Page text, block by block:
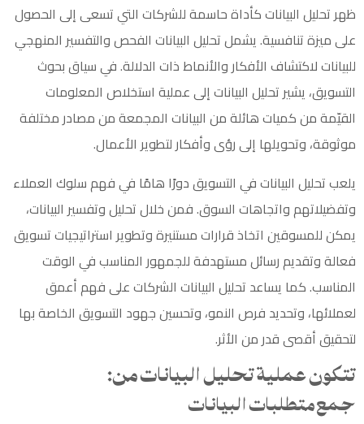
ظهر تحليل البيانات كأداة حاسمة للشركات التي تسعى إلى الحصول
على ميزة تنافسية. يشمل تحليل البيانات الفحص والتفسير المنهجي
للبيانات لاكتشاف الأفكار والأنماط ذات الدلالة. في سياق بحوث
التسويق، يشير تحليل البيانات إلى عملية استخلاص المعلومات
القيّمة من كميات هائلة من البيانات المجمعة من مصادر مختلفة
موثوقة، وتحويلها إلى رؤى وأفكار لتطوير الأعمال.
يلعب تحليل البيانات في التسويق دورًا هامًا في فهم سلوك العملاء
وتفضيلاتهم واتجاهات السوق. فمن خلال تحليل وتفسير البيانات،
يمكن للمسوقين اتخاذ قرارات مستنيرة وتطوير استراتيجيات تسويق
فعالة وتقديم رسائل مستهدفة للجمهور المناسب في الوقت
المناسب. كما يساعد تحليل البيانات الشركات على فهم أعمق
لعملائها، وتحديد فرص النمو، وتحسين جهود التسويق الخاصة بها
لتحقيق أقصى قدر من الأثر.
تتكون عملية تحليل البيانات من:
جمع متطلبات البيانات